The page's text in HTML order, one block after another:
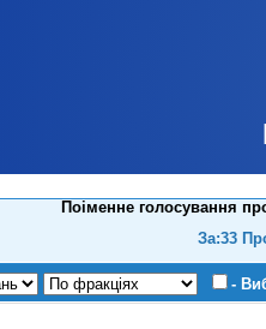
Поіменне голосування
За:33
-